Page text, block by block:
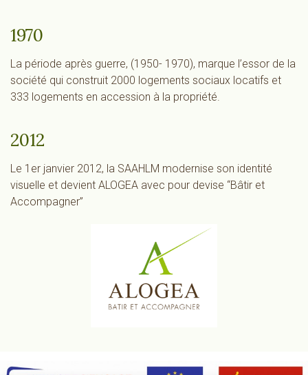
1970
La période après guerre, (1950- 1970), marque l’essor de la
société qui construit 2000 logements sociaux locatifs et
333 logements en accession à la propriété.
2012
Le 1er janvier 2012, la SAAHLM modernise son identité
visuelle et devient ALOGEA avec pour devise “Bâtir et
Accompagner”